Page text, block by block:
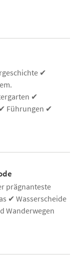
✔
✔
Führungen ✔
prägnanteste
✔ Wasserscheide
Wanderwegen